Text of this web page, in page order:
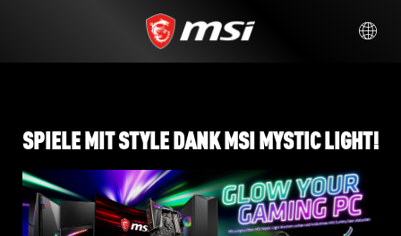
SPIELE MIT STYLE DANK MSI MYSTIC LIGHT!